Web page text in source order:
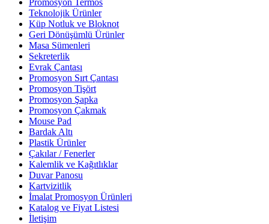
Promosyon Termos
Teknolojik Ürünler
Küp Notluk ve Bloknot
Geri Dönüşümlü Ürünler
Masa Sümenleri
Sekreterlik
Evrak Çantası
Promosyon Sırt Çantası
Promosyon Tişört
Promosyon Şapka
Promosyon Çakmak
Mouse Pad
Bardak Altı
Plastik Ürünler
Çakılar / Fenerler
Kalemlik ve Kağıtlıklar
Duvar Panosu
Kartvizitlik
İmalat Promosyon Ürünleri
Katalog ve Fiyat Listesi
İletişim